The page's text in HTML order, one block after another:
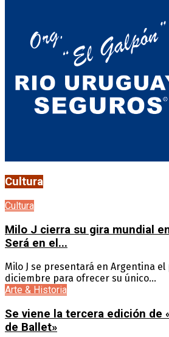
Cultura
Cultura
Milo J cierra su gira mundial
Será en el...
Milo J se presentará en Argentina el
diciembre para ofrecer su único...
Arte & Historia
Se viene la tercera edición de
de Ballet»